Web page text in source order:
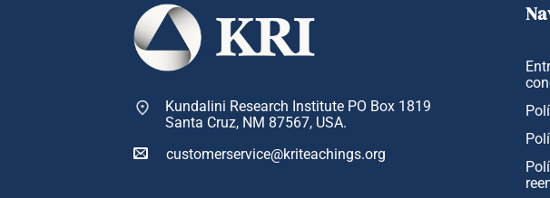
Kundalini Research Institute PO Box 1819
Santa Cruz, NM 87567, USA.
customerservice@kriteachings.org